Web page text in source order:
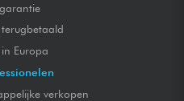
Europa
verkopen